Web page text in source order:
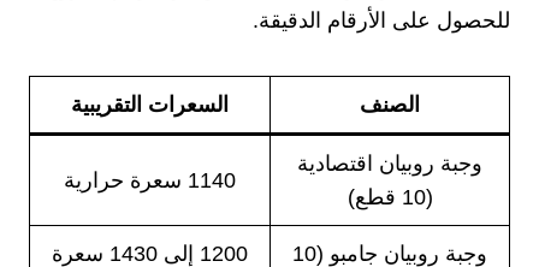
للحصول على الأرقام الدقيقة.
الصنف السعرات التقريبية
وجبة روبيان اقتصادية
(10 قطع)
1140 سعرة حرارية
وجبة روبيان جامبو (10
1200 إلى 1430 سعرة